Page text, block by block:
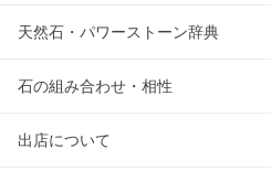
天然石・パワーストーン辞典
石の組み合わせ・相性
出店について